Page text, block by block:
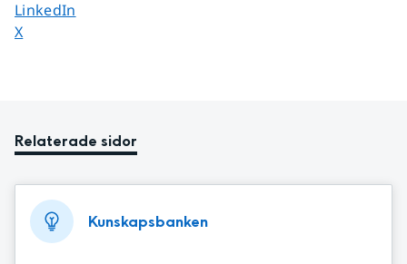
Dela sidan på
LinkedIn
Dela sidan på
X
Relaterade sidor
Kunskapsbanken